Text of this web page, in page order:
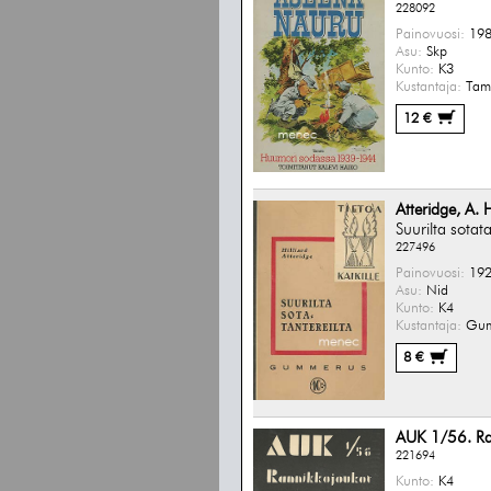
228092
Painovuosi:
Asu: Skp
Kunto: K3
Kustantaja:
12 €
Atteridge, A.
Suurilta
227496
Painovuosi:
Asu: Nid
Kunto: K4
Kustantaja:
8 €
AUK 1/56.
221694
Kunto: K4